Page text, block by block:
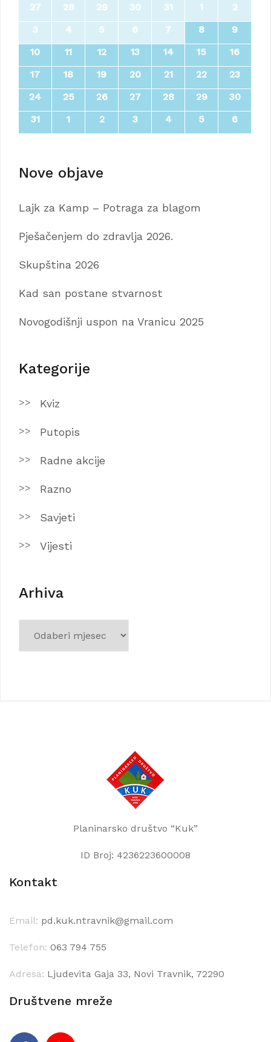
27
28 29 30 31 1
2
3
4 5 6 7 8
9
10
11 12 13 14 15
16
17
18 19 20 21 22
23
24
25 26 27 28 29
30
31
1 2 3 4 5 6
Nove objave
Lajk za Kamp – Potraga za blagom
Pješačenjem do zdravlja 2026.
Skupština 2026
Kad san postane stvarnost
Novogodišnji uspon na Vranicu 2025
Kategorije
Kviz
Putopis
Radne akcije
Razno
Savjeti
Vijesti
Arhiva
Planinarsko društvo “Kuk”
ID Broj: 4236223600008
Kontakt
Email: pd.kuk.ntravnik@gmail.com
Telefon: 063 794 755
Adresa: Ljudevita Gaja 33, Novi Travnik, 72290
Društvene mreže